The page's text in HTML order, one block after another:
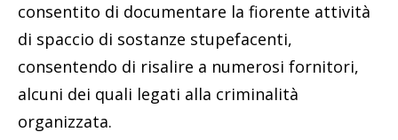
consentito di documentare la fiorente attività
di spaccio di sostanze stupefacenti,
consentendo di risalire a numerosi fornitori,
alcuni dei quali legati alla criminalità
organizzata.